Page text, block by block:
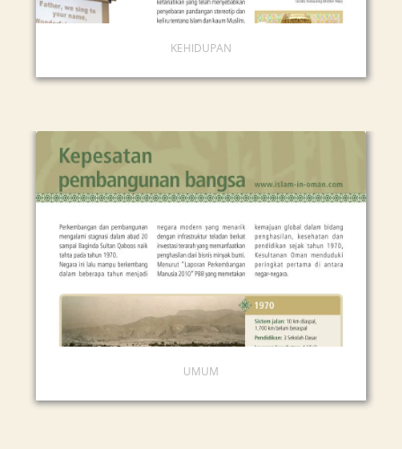
KEHIDUPAN
UMUM